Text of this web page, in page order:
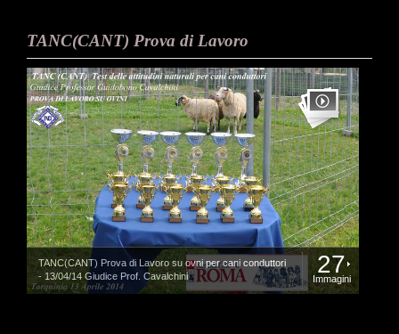
TANC(CANT) Prova di Lavoro
TANC(CANT) Prova di Lavoro su ovni per cani conduttori
- 13/04/14 Giudice Prof. Cavalchini
27
Immagini